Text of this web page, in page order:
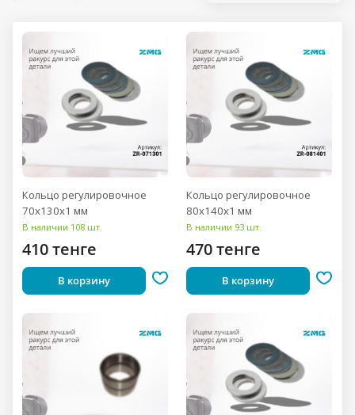
Кольцо регулировочное
70x130x1 мм
В наличии 108 шт.
410 тенге
В корзину
Кольцо регулировочное
80x140x1 мм
В наличии 93 шт.
470 тенге
В корзину